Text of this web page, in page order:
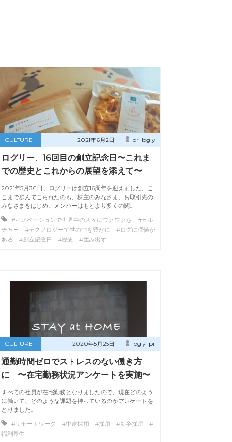
CULTURE 2021年6月2日 pr_logly
ログリー、16回目の創立記念日〜これま
での歴史とこれからの展望を添えて〜
2021年5月30日、ログリーは創立16周年を迎えました。こ
こまで歩んでこられたのも、株主のみなさま、お取引先の
みなさまをはじめ、メンバーはもとより多くの関…
#イノベーションで世界中の人々にワクワクを #カル
チャー #テクノロジーで世の中を豊かに #ログに価値が
ある #創立記念日 #歴史 #生み出す
CULTURE 2020年5月25日 logly_pr
通勤時間ゼロでストレスのない働き方
に 〜在宅勤務状況アンケートを実施〜
すべての社員が在宅勤務となりましたので、現在どのよう
に働いて、どのような課題を持っているのかアンケートを
とりました。
#リモートワーク #中途採用 #採用 #新卒採用 #
福利厚生